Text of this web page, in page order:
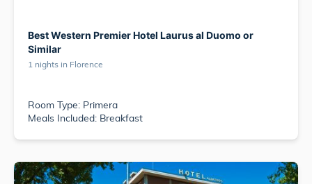
Best Western Premier Hotel Laurus al Duomo or
Similar
1 nights in Florence
Room Type: Primera
Meals Included: Breakfast